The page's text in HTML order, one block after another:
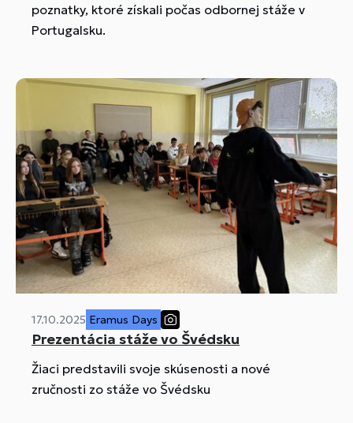
poznatky, ktoré získali počas odbornej stáže v
Portugalsku.
17.10.2025 Eramus Days
Prezentácia stáže vo Švédsku
Žiaci predstavili svoje skúsenosti a nové
zručnosti zo stáže vo Švédsku